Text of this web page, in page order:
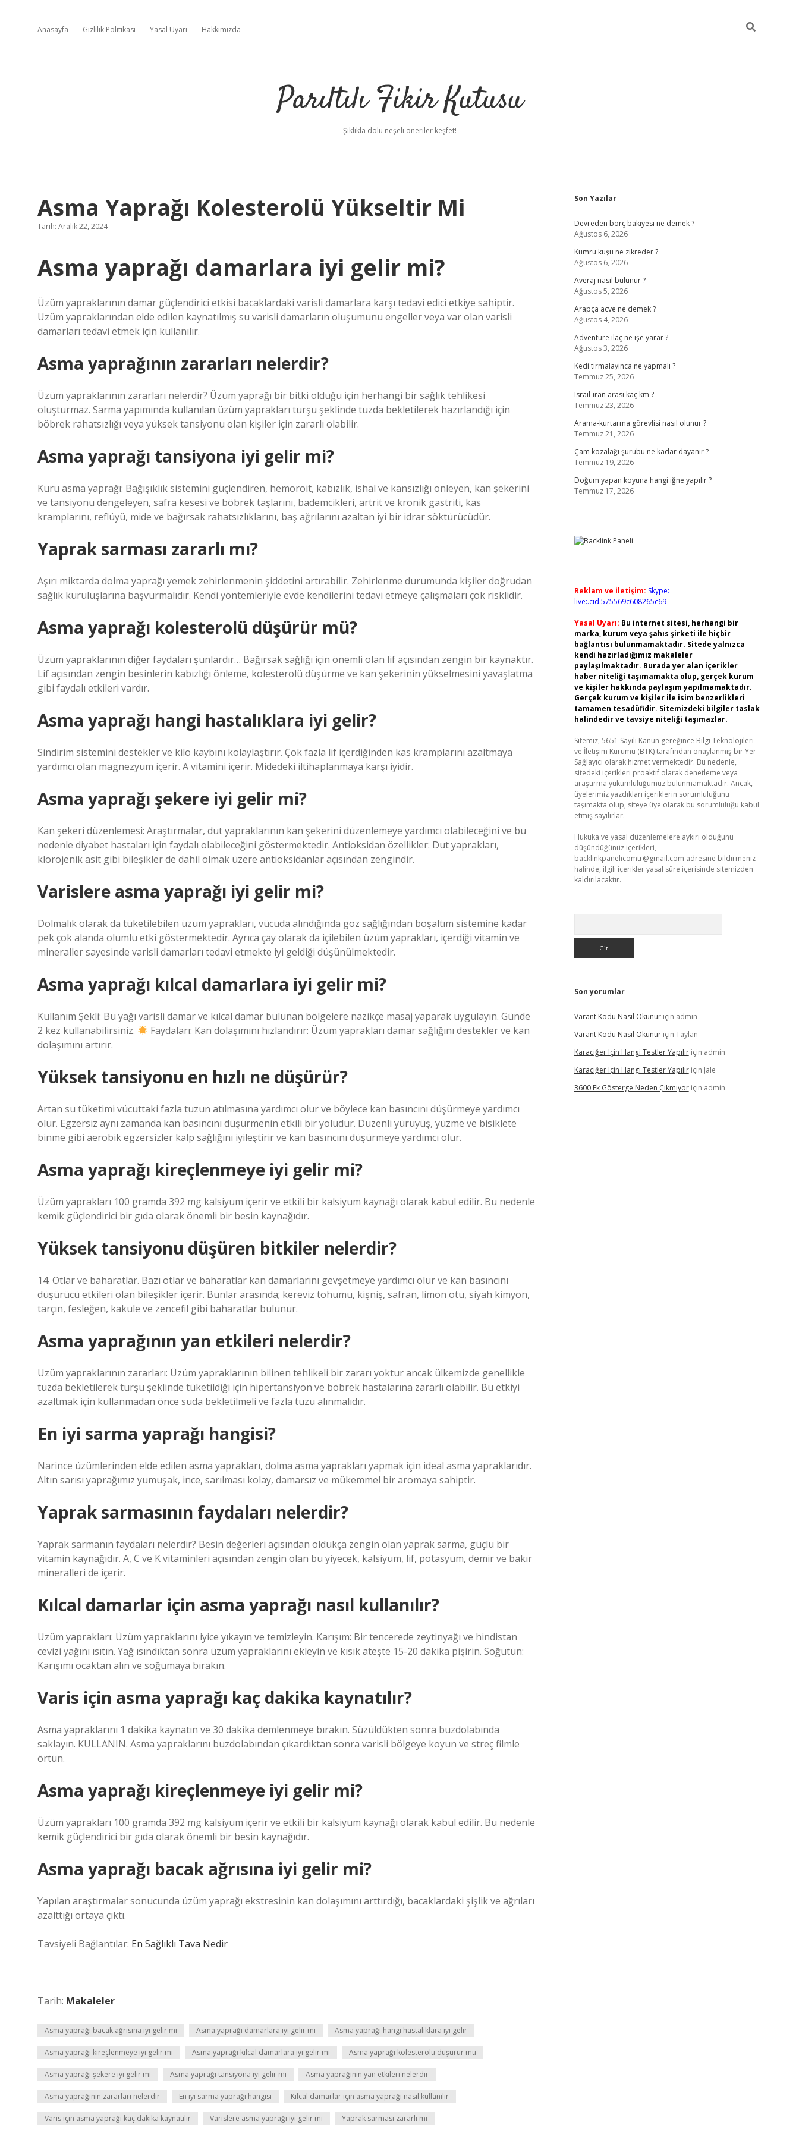
Anasayfa Gizlilik Politikası Yasal Uyarı Hakkımızda
Parıltılı Fikir Kutusu
Şıklıkla dolu neşeli öneriler keşfet!
Asma Yaprağı Kolesterolü Yükseltir Mi
Tarih: Aralık 22, 2024
Asma yaprağı damarlara iyi gelir mi?
Üzüm yapraklarının damar güçlendirici etkisi bacaklardaki varisli damarlara karşı tedavi edici etkiye sahiptir.
Üzüm yapraklarından elde edilen kaynatılmış su varisli damarların oluşumunu engeller veya var olan varisli
damarları tedavi etmek için kullanılır.
Asma yaprağının zararları nelerdir?
Üzüm yapraklarının zararları nelerdir? Üzüm yaprağı bir bitki olduğu için herhangi bir sağlık tehlikesi
oluşturmaz. Sarma yapımında kullanılan üzüm yaprakları turşu şeklinde tuzda bekletilerek hazırlandığı için
böbrek rahatsızlığı veya yüksek tansiyonu olan kişiler için zararlı olabilir.
Asma yaprağı tansiyona iyi gelir mi?
Kuru asma yaprağı: Bağışıklık sistemini güçlendiren, hemoroit, kabızlık, ishal ve kansızlığı önleyen, kan şekerini
ve tansiyonu dengeleyen, safra kesesi ve böbrek taşlarını, bademcikleri, artrit ve kronik gastriti, kas
kramplarını, reflüyü, mide ve bağırsak rahatsızlıklarını, baş ağrılarını azaltan iyi bir idrar söktürücüdür.
Yaprak sarması zararlı mı?
Aşırı miktarda dolma yaprağı yemek zehirlenmenin şiddetini artırabilir. Zehirlenme durumunda kişiler doğrudan
sağlık kuruluşlarına başvurmalıdır. Kendi yöntemleriyle evde kendilerini tedavi etmeye çalışmaları çok risklidir.
Asma yaprağı kolesterolü düşürür mü?
Üzüm yapraklarının diğer faydaları şunlardır… Bağırsak sağlığı için önemli olan lif açısından zengin bir kaynaktır.
Lif açısından zengin besinlerin kabızlığı önleme, kolesterolü düşürme ve kan şekerinin yükselmesini yavaşlatma
gibi faydalı etkileri vardır.
Asma yaprağı hangi hastalıklara iyi gelir?
Sindirim sistemini destekler ve kilo kaybını kolaylaştırır. Çok fazla lif içerdiğinden kas kramplarını azaltmaya
yardımcı olan magnezyum içerir. A vitamini içerir. Midedeki iltihaplanmaya karşı iyidir.
Asma yaprağı şekere iyi gelir mi?
Kan şekeri düzenlemesi: Araştırmalar, dut yapraklarının kan şekerini düzenlemeye yardımcı olabileceğini ve bu
nedenle diyabet hastaları için faydalı olabileceğini göstermektedir. Antioksidan özellikler: Dut yaprakları,
klorojenik asit gibi bileşikler de dahil olmak üzere antioksidanlar açısından zengindir.
Varislere asma yaprağı iyi gelir mi?
Dolmalık olarak da tüketilebilen üzüm yaprakları, vücuda alındığında göz sağlığından boşaltım sistemine kadar
pek çok alanda olumlu etki göstermektedir. Ayrıca çay olarak da içilebilen üzüm yaprakları, içerdiği vitamin ve
mineraller sayesinde varisli damarları tedavi etmekte iyi geldiği düşünülmektedir.
Asma yaprağı kılcal damarlara iyi gelir mi?
Kullanım Şekli: Bu yağı varisli damar ve kılcal damar bulunan bölgelere nazikçe masaj yaparak uygulayın. Günde
2 kez kullanabilirsiniz.
Faydaları: Kan dolaşımını hızlandırır: Üzüm yaprakları damar sağlığını destekler ve kan
dolaşımını artırır.
Yüksek tansiyonu en hızlı ne düşürür?
Artan su tüketimi vücuttaki fazla tuzun atılmasına yardımcı olur ve böylece kan basıncını düşürmeye yardımcı
olur. Egzersiz aynı zamanda kan basıncını düşürmenin etkili bir yoludur. Düzenli yürüyüş, yüzme ve bisiklete
binme gibi aerobik egzersizler kalp sağlığını iyileştirir ve kan basıncını düşürmeye yardımcı olur.
Asma yaprağı kireçlenmeye iyi gelir mi?
Üzüm yaprakları 100 gramda 392 mg kalsiyum içerir ve etkili bir kalsiyum kaynağı olarak kabul edilir. Bu nedenle
kemik güçlendirici bir gıda olarak önemli bir besin kaynağıdır.
Yüksek tansiyonu düşüren bitkiler nelerdir?
14. Otlar ve baharatlar. Bazı otlar ve baharatlar kan damarlarını gevşetmeye yardımcı olur ve kan basıncını
düşürücü etkileri olan bileşikler içerir. Bunlar arasında; kereviz tohumu, kişniş, safran, limon otu, siyah kimyon,
tarçın, fesleğen, kakule ve zencefil gibi baharatlar bulunur.
Asma yaprağının yan etkileri nelerdir?
Üzüm yapraklarının zararları: Üzüm yapraklarının bilinen tehlikeli bir zararı yoktur ancak ülkemizde genellikle
tuzda bekletilerek turşu şeklinde tüketildiği için hipertansiyon ve böbrek hastalarına zararlı olabilir. Bu etkiyi
azaltmak için kullanmadan önce suda bekletilmeli ve fazla tuzu alınmalıdır.
En iyi sarma yaprağı hangisi?
Narince üzümlerinden elde edilen asma yaprakları, dolma asma yaprakları yapmak için ideal asma yapraklarıdır.
Altın sarısı yaprağımız yumuşak, ince, sarılması kolay, damarsız ve mükemmel bir aromaya sahiptir.
Yaprak sarmasının faydaları nelerdir?
Yaprak sarmanın faydaları nelerdir? Besin değerleri açısından oldukça zengin olan yaprak sarma, güçlü bir
vitamin kaynağıdır. A, C ve K vitaminleri açısından zengin olan bu yiyecek, kalsiyum, lif, potasyum, demir ve bakır
mineralleri de içerir.
Kılcal damarlar için asma yaprağı nasıl kullanılır?
Üzüm yaprakları: Üzüm yapraklarını iyice yıkayın ve temizleyin. Karışım: Bir tencerede zeytinyağı ve hindistan
cevizi yağını ısıtın. Yağ ısındıktan sonra üzüm yapraklarını ekleyin ve kısık ateşte 15-20 dakika pişirin. Soğutun:
Karışımı ocaktan alın ve soğumaya bırakın.
Varis için asma yaprağı kaç dakika kaynatılır?
Asma yapraklarını 1 dakika kaynatın ve 30 dakika demlenmeye bırakın. Süzüldükten sonra buzdolabında
saklayın. KULLANIN. Asma yapraklarını buzdolabından çıkardıktan sonra varisli bölgeye koyun ve streç filmle
örtün.
Asma yaprağı kireçlenmeye iyi gelir mi?
Üzüm yaprakları 100 gramda 392 mg kalsiyum içerir ve etkili bir kalsiyum kaynağı olarak kabul edilir. Bu nedenle
kemik güçlendirici bir gıda olarak önemli bir besin kaynağıdır.
Asma yaprağı bacak ağrısına iyi gelir mi?
Yapılan araştırmalar sonucunda üzüm yaprağı ekstresinin kan dolaşımını arttırdığı, bacaklardaki şişlik ve ağrıları
azalttığı ortaya çıktı.
Tavsiyeli Bağlantılar: En Sağlıklı Tava Nedir
Tarih: Makaleler
Asma yaprağı bacak ağrısına iyi gelir mi Asma yaprağı damarlara iyi gelir mi Asma yaprağı hangi hastalıklara iyi gelir
Asma yaprağı kireçlenmeye iyi gelir mi Asma yaprağı kılcal damarlara iyi gelir mi Asma yaprağı kolesterolü düşürür mü
Asma yaprağı şekere iyi gelir mi Asma yaprağı tansiyona iyi gelir mi Asma yaprağının yan etkileri nelerdir
Asma yaprağının zararları nelerdir En iyi sarma yaprağı hangisi Kılcal damarlar için asma yaprağı nasıl kullanılır
Varis için asma yaprağı kaç dakika kaynatılır Varislere asma yaprağı iyi gelir mi Yaprak sarması zararlı mı
Sidebar
Son Yazılar
Devreden borç bakiyesi ne demek ?
Ağustos 6, 2026
Kumru kuşu ne zikreder ?
Ağustos 6, 2026
Averaj nasıl bulunur ?
Ağustos 5, 2026
Arapça acve ne demek ?
Ağustos 4, 2026
Adventure ilaç ne işe yarar ?
Ağustos 3, 2026
Kedi tirmalayinca ne yapmalı ?
Temmuz 25, 2026
Israıl-ıran arası kaç km ?
Temmuz 23, 2026
Arama-kurtarma görevlisi nasıl olunur ?
Temmuz 21, 2026
Çam kozalağı şurubu ne kadar dayanır ?
Temmuz 19, 2026
Doğum yapan koyuna hangi iğne yapılır ?
Temmuz 17, 2026
Reklam ve İletişim: Skype:
live:.cid.575569c608265c69
Yasal Uyarı: Bu internet sitesi, herhangi bir
marka, kurum veya şahıs şirketi ile hiçbir
bağlantısı bulunmamaktadır. Sitede yalnızca
kendi hazırladığımız makaleler
paylaşılmaktadır. Burada yer alan içerikler
haber niteliği taşımamakta olup, gerçek kurum
ve kişiler hakkında paylaşım yapılmamaktadır.
Gerçek kurum ve kişiler ile isim benzerlikleri
tamamen tesadüfidir. Sitemizdeki bilgiler taslak
halindedir ve tavsiye niteliği taşımazlar.
Sitemiz, 5651 Sayılı Kanun gereğince Bilgi Teknolojileri
ve İletişim Kurumu (BTK) tarafından onaylanmış bir Yer
Sağlayıcı olarak hizmet vermektedir. Bu nedenle,
sitedeki içerikleri proaktif olarak denetleme veya
araştırma yükümlülüğümüz bulunmamaktadır. Ancak,
üyelerimiz yazdıkları içeriklerin sorumluluğunu
taşımakta olup, siteye üye olarak bu sorumluluğu kabul
etmiş sayılırlar.
Hukuka ve yasal düzenlemelere aykırı olduğunu
düşündüğünüz içerikleri,
backlinkpanelicomtr@gmail.com adresine bildirmeniz
halinde, ilgili içerikler yasal süre içerisinde sitemizden
kaldırılacaktır.
Son yorumlar
Varant Kodu Nasıl Okunuriçin admin
Varant Kodu Nasıl Okunuriçin Taylan
Karaciğer Için Hangi Testler Yapılıriçin admin
Karaciğer Için Hangi Testler Yapılıriçin Jale
3600 Ek Gösterge Neden Çıkmıyoriçin admin